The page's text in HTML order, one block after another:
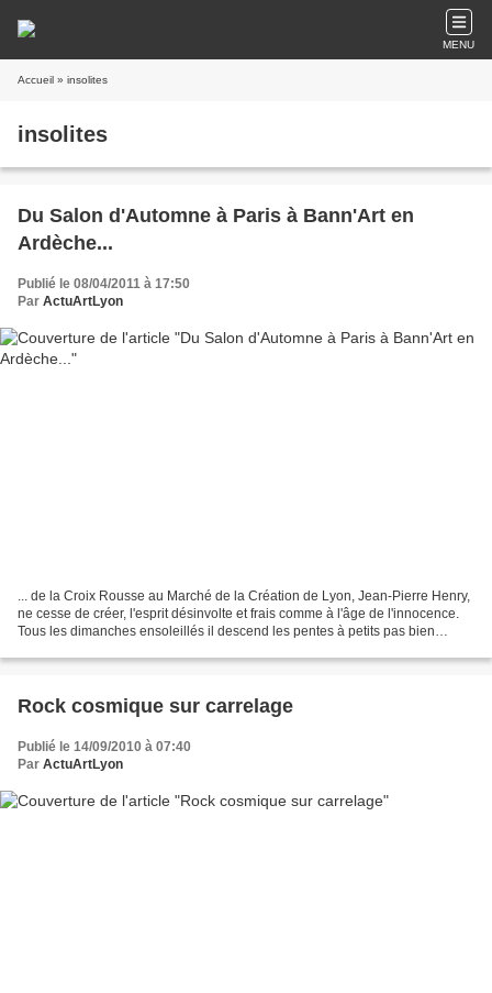
MENU
Accueil » insolites
insolites
Du Salon d'Automne à Paris à Bann'Art en
Ardèche...
Publié le 08/04/2011 à 17:50
Par ActuArtLyon
... de la Croix Rousse au Marché de la Création de Lyon, Jean-Pierre Henry,
ne cesse de créer, l'esprit désinvolte et frais comme à l'âge de l'innocence.
Tous les dimanches ensoleillés il descend les pentes à petits pas bien
Rock cosmique sur carrelage
Publié le 14/09/2010 à 07:40
Par ActuArtLyon